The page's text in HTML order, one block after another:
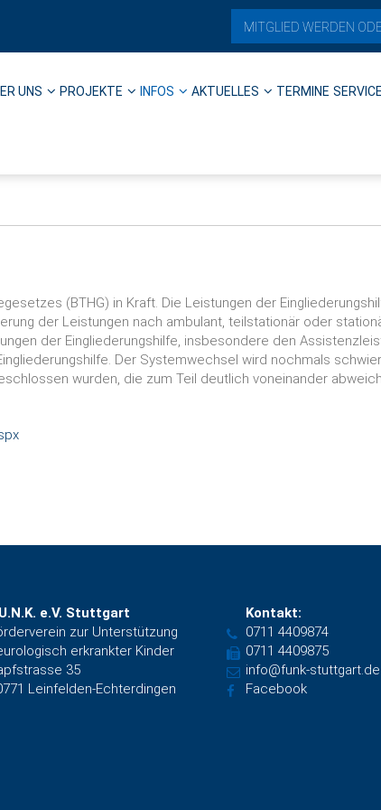
MITGLIED WERDEN
UNS PROJEKTE INFOS AKTUELLES TERMINE
(BTHG) in Kraft. Die Leistungen der
der Leistungen nach ambulant, teilstationär oder
der Eingliederungshilfe, insbesondere den
Der Systemwechsel wird nochmals
wurden, die zum Teil deutlich voneinander
e.V. Stuttgart
zur Unterstützung
erkrankter Kinder
35
Leinfelden-Echterdingen
Kontakt:
0711 4409874
0711 4409875
info@funk-stuttgart.de
Facebook